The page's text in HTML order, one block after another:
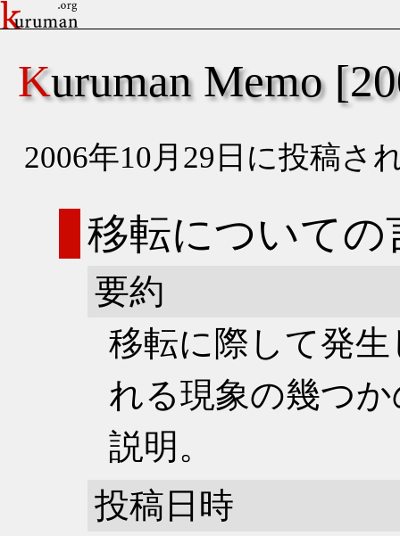
Kuruman Memo
2006年10月29日に投稿さ
移転についての
要約
移転に際して発
れる現象の幾つ
説明。
投稿日時